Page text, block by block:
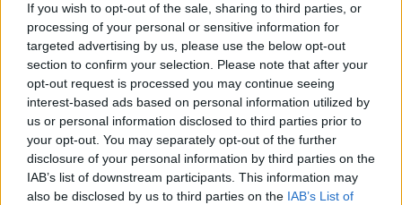
If you wish to opt-out of the sale, sharing to third parties, or
processing of your personal or sensitive information for
targeted advertising by us, please use the below opt-out
section to confirm your selection. Please note that after your
opt-out request is processed you may continue seeing
interest-based ads based on personal information utilized by
us or personal information disclosed to third parties prior to
your opt-out. You may separately opt-out of the further
disclosure of your personal information by third parties on the
IAB’s list of downstream participants. This information may
also be disclosed by us to third parties on the IAB’s List of